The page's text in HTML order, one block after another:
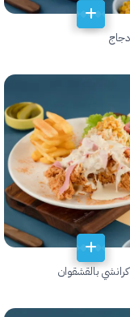
بالقشقوان